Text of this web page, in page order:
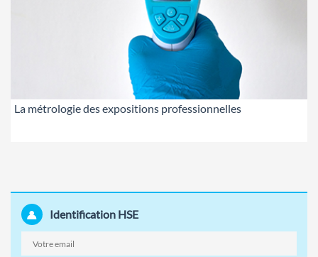
La métrologie des expositions professionnelles
Identification HSE